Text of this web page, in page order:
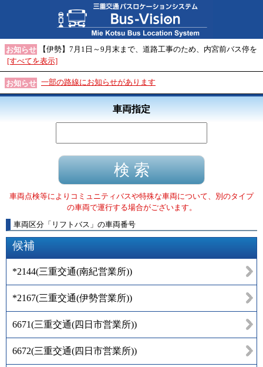
お知らせ
【伊勢】7月1日～9月末まで、道路工事のため、内宮前バス停を
[すべてを表示]
お知らせ 一部の路線にお知らせがあります
車両指定
車両点検等によりコミュニティバスや特殊な車両について、別のタイプ
の車両で運行する場合がございます。
車両区分 「 リフトバス 」 の車両番号
候補
*2144(三重交通(南紀営業所))
*2167(三重交通(伊勢営業所))
6671(三重交通(四日市営業所))
6672(三重交通(四日市営業所))